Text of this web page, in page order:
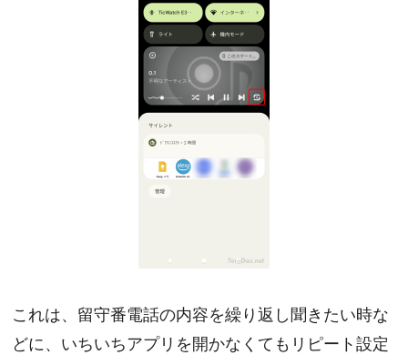
これは、留守番電話の内容を繰り返し聞きたい時な
どに、いちいちアプリを開かなくてもリピート設定